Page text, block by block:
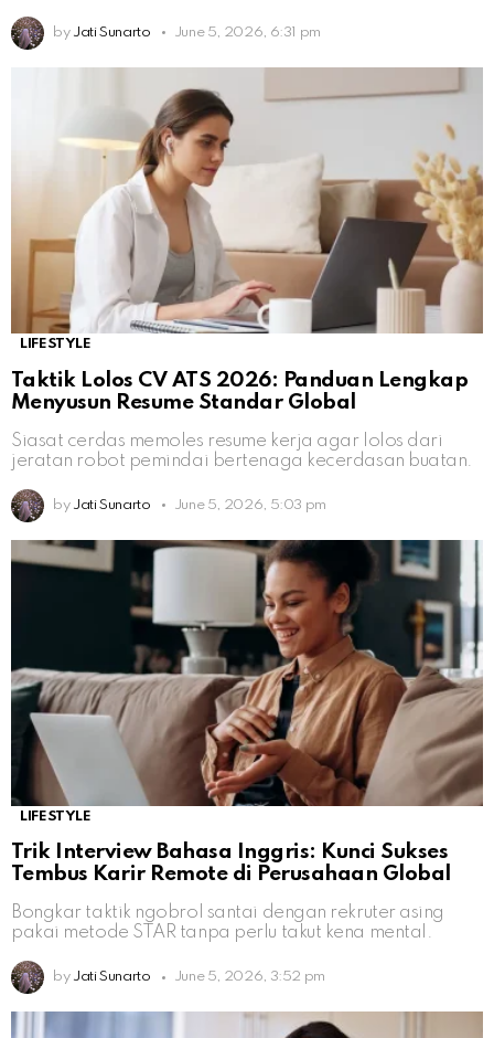
by Jati Sunarto June 5, 2026, 6:31 pm
LIFESTYLE
Taktik Lolos CV ATS 2026: Panduan Lengkap
Menyusun Resume Standar Global
Siasat cerdas memoles resume kerja agar lolos dari
jeratan robot pemindai bertenaga kecerdasan buatan.
by Jati Sunarto June 5, 2026, 5:03 pm
LIFESTYLE
Trik Interview Bahasa Inggris: Kunci Sukses
Tembus Karir Remote di Perusahaan Global
Bongkar taktik ngobrol santai dengan rekruter asing
pakai metode STAR tanpa perlu takut kena mental.
by Jati Sunarto June 5, 2026, 3:52 pm